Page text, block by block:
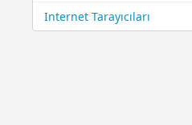
Internet Tarayıcıları